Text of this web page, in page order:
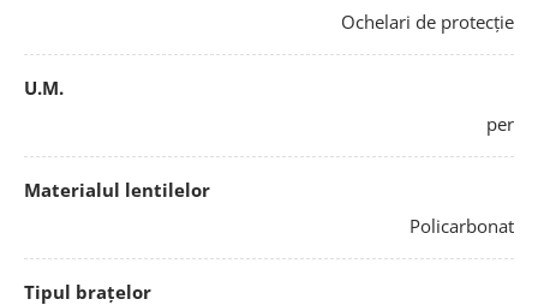
Ochelari de protecție
U.M.
per
Materialul lentilelor
Policarbonat
Tipul brațelor